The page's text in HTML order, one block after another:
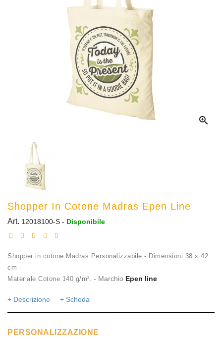

Shopper In Cotone Madras Epen Line
Art. 12018100-S - Disponibile
Shopper in cotone Madras Personalizzabile - Dimensioni 38 x 42
cm
Materiale Cotone 140 g/m². - Marchio Epen line
+ Descrizione + Scheda
PERSONALIZZAZIONE